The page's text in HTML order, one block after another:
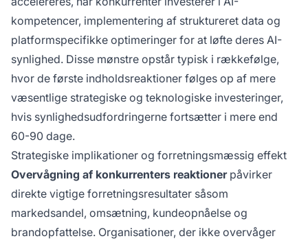
kompetencer, implementering af struktureret data og
platformspecifikke optimeringer for at løfte deres AI-
synlighed. Disse mønstre opstår typisk i rækkefølge,
hvor de første indholdsreaktioner følges op af mere
væsentlige strategiske og teknologiske investeringer,
hvis synlighedsudfordringerne fortsætter i mere end
60-90 dage.
Strategiske implikationer og forretningsmæssig effekt
Overvågning af konkurrenters reaktionerpåvirker
direkte vigtige forretningsresultater såsom
markedsandel, omsætning, kundeopnåelse og
brandopfattelse. Organisationer, der ikke overvåger